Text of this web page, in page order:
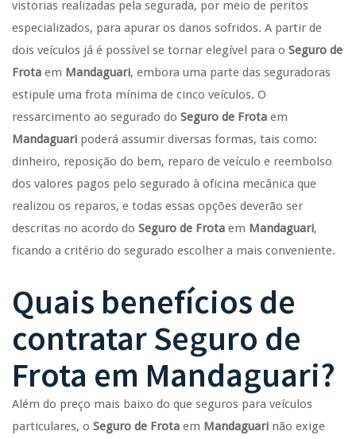
vistorias realizadas pela segurada, por meio de peritos
especializados, para apurar os danos sofridos. A partir de
dois veículos já é possível se tornar elegível para o Seguro de
Frota em Mandaguari, embora uma parte das seguradoras
estipule uma frota mínima de cinco veículos. O
ressarcimento ao segurado do Seguro de Frota em
Mandaguari poderá assumir diversas formas, tais como:
dinheiro, reposição do bem, reparo de veículo e reembolso
dos valores pagos pelo segurado à oficina mecânica que
realizou os reparos, e todas essas opções deverão ser
descritas no acordo do Seguro de Frota em Mandaguari,
ficando a critério do segurado escolher a mais conveniente.
Quais benefícios de
contratarSeguro de
Frota em Mandaguari?
Além do preço mais baixo do que seguros para veículos
particulares, o Seguro de Frota em Mandaguari não exige